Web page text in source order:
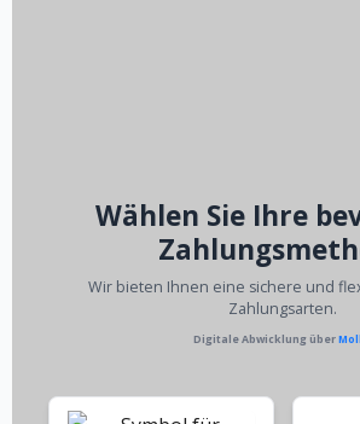
Wählen Sie Ihre
Wir bieten Ihnen eine sichere und
Zahlungsarten.
Digitale Abwicklung über